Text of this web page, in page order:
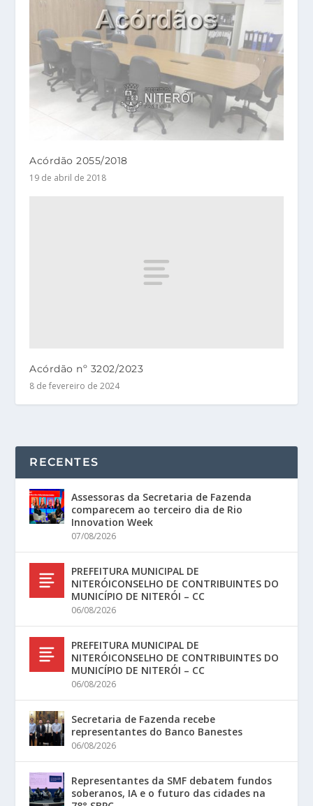
Acórdão 2055/2018
19 de abril de 2018
Acórdão nº 3202/2023
8 de fevereiro de 2024
RECENTES
Assessoras da Secretaria de Fazenda
comparecem ao terceiro dia de Rio
Innovation Week
07/08/2026
PREFEITURA MUNICIPAL DE
NITERÓICONSELHO DE CONTRIBUINTES DO
MUNICÍPIO DE NITERÓI – CC
06/08/2026
PREFEITURA MUNICIPAL DE
NITERÓICONSELHO DE CONTRIBUINTES DO
MUNICÍPIO DE NITERÓI – CC
06/08/2026
Secretaria de Fazenda recebe
representantes do Banco Banestes
06/08/2026
Representantes da SMF debatem fundos
soberanos, IA e o futuro das cidades na